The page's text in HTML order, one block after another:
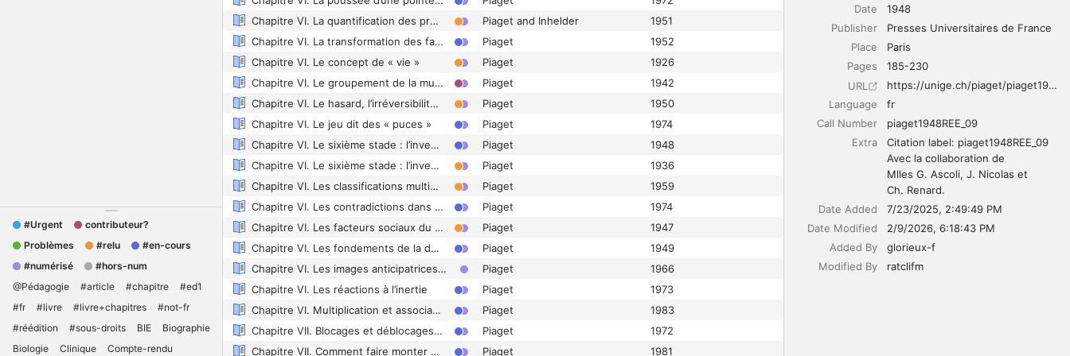
#Urgent
contributeur?
Problèmes
#relu
#en-cours
#numérisé
#hors-num
@Pédagogie
#article #chapitre
#ed1
#fr
#livre #livre+chapitres
#not-fr
#réédition
#sous-droits BIE
Biographie
Biologie
Clinique Compte-rendu
Chapitre VI. La quantification des probabilités
Piaget and Inhelder
1951
Chapitre VI. La transformation des familles les unes dans les autres
Piaget
1952
Chapitre VI. Le concept de « vie »
Piaget
1926
Chapitre VI. Le groupement de la multiplication co-univoque des classes (Groupement IV)
Piaget
1942
Chapitre VI. Le hasard, l’irréversibilité et l’induction
Piaget
1950
Chapitre VI. Le jeu dit des « puces »
Piaget
1974
Chapitre VI. Le sixième stade : l’invention des moyens nouveaux par combinaison mentale
Piaget
1948
Chapitre VI. Le sixième stade : l’invention des moyens nouveaux par combinaison mentale
Piaget
1936
Chapitre VI. Les classifications multiplicatives (matrices)
Piaget
1959
Chapitre VI. Les contradictions dans les coordinations d’observables (balance)
Piaget
1974
Chapitre VI. Les facteurs sociaux du développement intellectuel
Piaget
1947
Chapitre VI. Les fondements de la déduction : l’axiomatique et les « groupements » de la logique bivalente
Piaget
1949
Chapitre VI. Les images anticipatrices de transformation
Piaget
1966
Chapitre VI. Les réactions à l’inertie
Piaget
1973
Chapitre VI. Multiplication et associativité multiplicative
Piaget
1983
Chapitre VII. Blocages et déblocages : les dispositifs de Vergnaud
Piaget
1972
Chapitre VII. Comment faire monter un niveau d’eau
Piaget 1981
Date
1948
Publisher
Presses Universitaires de France
Place
Paris
Pages
185-230
URL
https://unige.ch/piaget/piaget1948REE_09
Language
fr
Call Number
piaget1948REE_09
Extra
Citation label: piaget1948REE_09
Avec la collaboration de
Mlles G. Ascoli, J. Nicolas et
Ch. Renard.
Date Added
7/23/2025, 2:49:49 PM
Date Modified
2/9/2026, 6:18:43 PM
Added By
glorieux-f
Modified By
ratclifm